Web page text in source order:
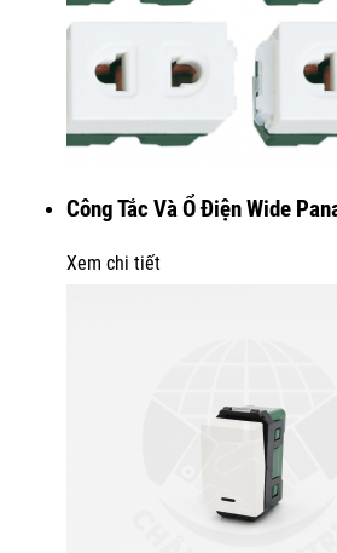
Công Tắc Và Ổ Điện Wide
Xem chi tiết